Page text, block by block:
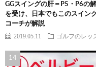
GGスイングの肝＝P5・P6の
を受け、日本でもこのスイン
コーチが解説
2019.05.11 ゴルフのレッ